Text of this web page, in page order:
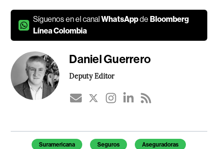
Síguenos en el canalWhatsAppde Bloomberg
Línea Colombia
Daniel Guerrero
Deputy Editor
Temas de este artículo
Suramericana Seguros Aseguradoras